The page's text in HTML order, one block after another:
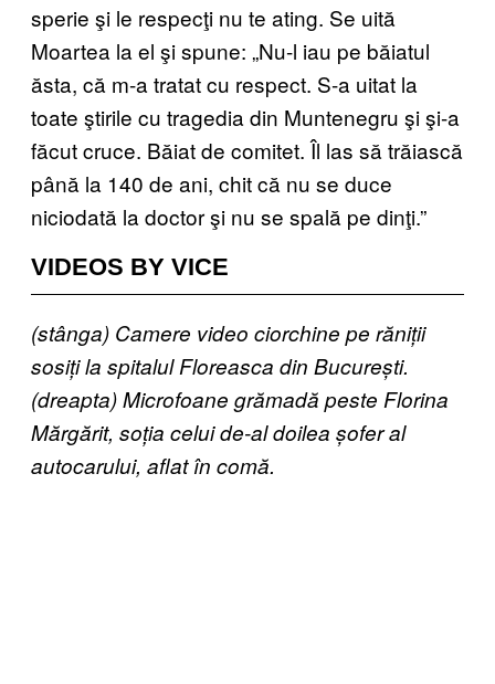
sperie şi le respecţi nu te ating. Se uită
Moartea la el şi spune: „Nu-l iau pe băiatul
ăsta, că m-a tratat cu respect. S-a uitat la
toate ştirile cu tragedia din Muntenegru şi şi-a
făcut cruce. Băiat de comitet. Îl las să trăiască
până la 140 de ani, chit că nu se duce
niciodată la doctor şi nu se spală pe dinţi.”
VIDEOS BY VICE
(stânga) Camere video ciorchine pe răniții
sosiți la spitalul Floreasca din București.
(dreapta) Microfoane grămadă peste Florina
Mărgărit, soția celui de-al doilea șofer al
autocarului, aflat în comă.